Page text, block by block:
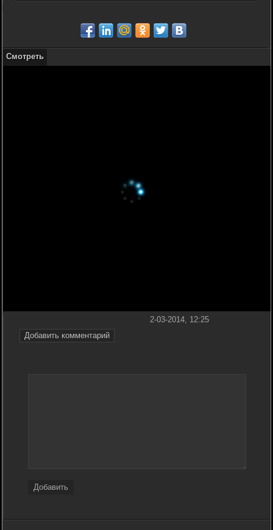
Смотреть
Добавить комментарий
2-03-2014, 12:25
Добавить